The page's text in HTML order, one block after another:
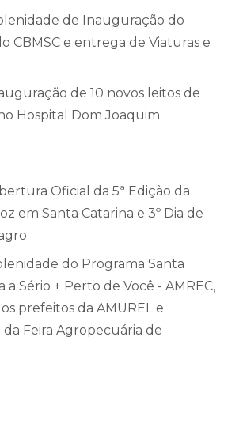
de Inauguração do
CBMSC e entrega de Viaturas e
de 10 novos leitos de
Hospital Dom Joaquim
Oficial da 5ª Edição da
em Santa Catarina e 3º Dia de
do Programa Santa
a Sério + Perto de Você - AMREC,
prefeitos da AMUREL e
Feira Agropecuária de